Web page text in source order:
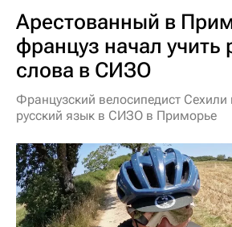
Арестованный в
француз начал учить
слова в СИЗО
Французский велосипедист Сехили
русский язык в СИЗО в Приморье